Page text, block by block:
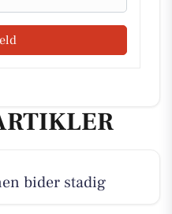
bider stadig